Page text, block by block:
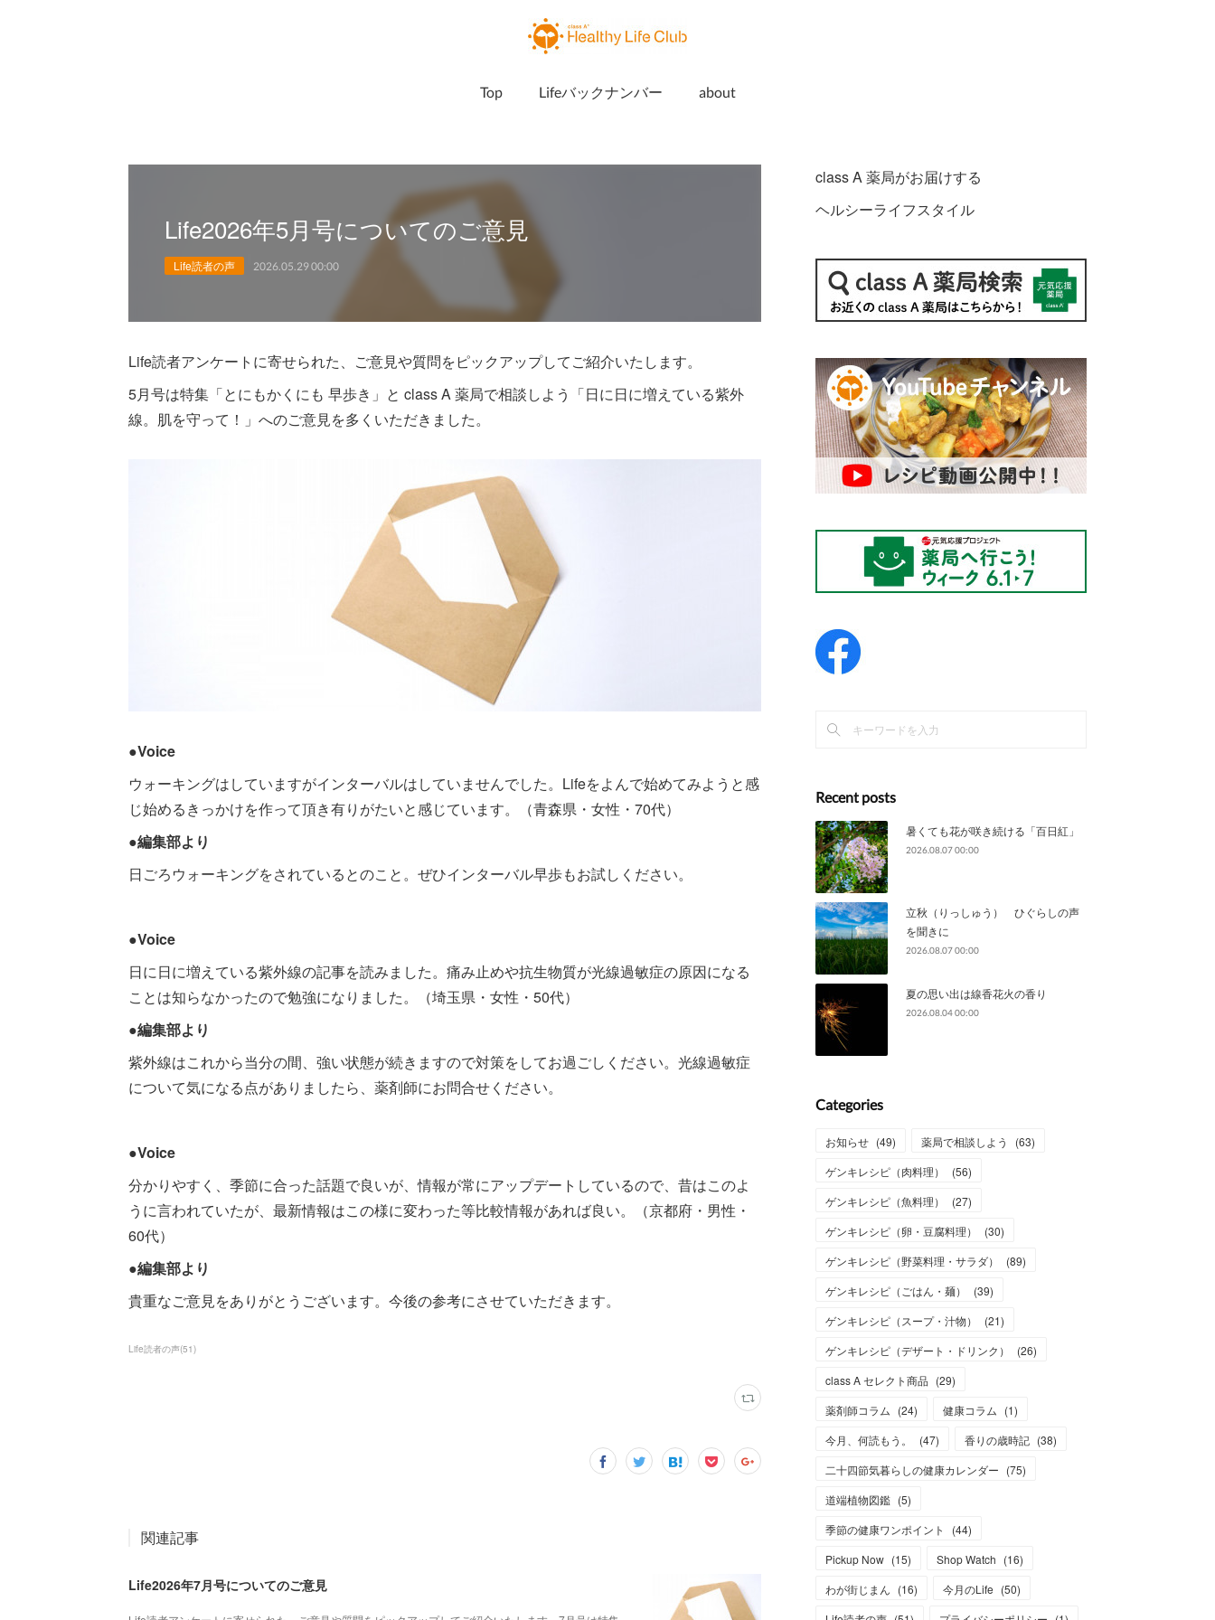
Top Lifeバックナンバー about
Life2026年5月号についてのご意見
Life読者の声 2026.05.29 00:00
Life読者アンケートに寄せられた、ご意見や質問をピックアップしてご紹介いたします。
5月号は特集「とにもかくにも 早歩き」と class A 薬局で相談しよう「日に日に増えている紫外
線。肌を守って！」へのご意見を多くいただきました。
●Voice
ウォーキングはしていますがインターバルはしていませんでした。Lifeをよんで始めてみようと感
じ始めるきっかけを作って頂き有りがたいと感じています。（青森県・女性・70代）
●編集部より
日ごろウォーキングをされているとのこと。ぜひインターバル早歩もお試しください。
●Voice
日に日に増えている紫外線の記事を読みました。痛み止めや抗生物質が光線過敏症の原因になる
ことは知らなかったので勉強になりました。（埼玉県・女性・50代）
●編集部より
紫外線はこれから当分の間、強い状態が続きますので対策をしてお過ごしください。光線過敏症
について気になる点がありましたら、薬剤師にお問合せください。
●Voice
分かりやすく、季節に合った話題で良いが、情報が常にアップデートしているので、昔はこのよ
うに言われていたが、最新情報はこの様に変わった等比較情報があれば良い。（京都府・男性・
60代）
●編集部より
貴重なご意見をありがとうございます。今後の参考にさせていただきます。
Life読者の声(51)
関連記事
Life2026年7月号についてのご意見
class A 薬局がお届けする
ヘルシーライフスタイル
Recent posts
暑くても花が咲き続ける「百日紅」
2026.08.07 00:00
立秋（りっしゅう） ひぐらしの声
を聞きに
2026.08.07 00:00
夏の思い出は線香花火の香り
2026.08.04 00:00
Categories
お知らせ (49) 薬局で相談しよう (63)
ゲンキレシピ（肉料理）
(56)
ゲンキレシピ（魚料理）
(27)
ゲンキレシピ（卵・豆腐料理）
(30)
ゲンキレシピ（野菜料理・サラダ）
(89)
ゲンキレシピ（ごはん・麺）
(39)
ゲンキレシピ（スープ・汁物）
(21)
ゲンキレシピ（デザート・ドリンク）
(26)
class A セレクト商品 (29)
薬剤師コラム (24) 健康コラム (1)
今月、何読もう。
(47) 香りの歳時記 (38)
二十四節気暮らしの健康カレンダー (75)
道端植物図鑑 (5)
季節の健康ワンポイント
(44)
Pickup Now (15) Shop Watch (16)
わが街じまん (16) 今月のLife (50)